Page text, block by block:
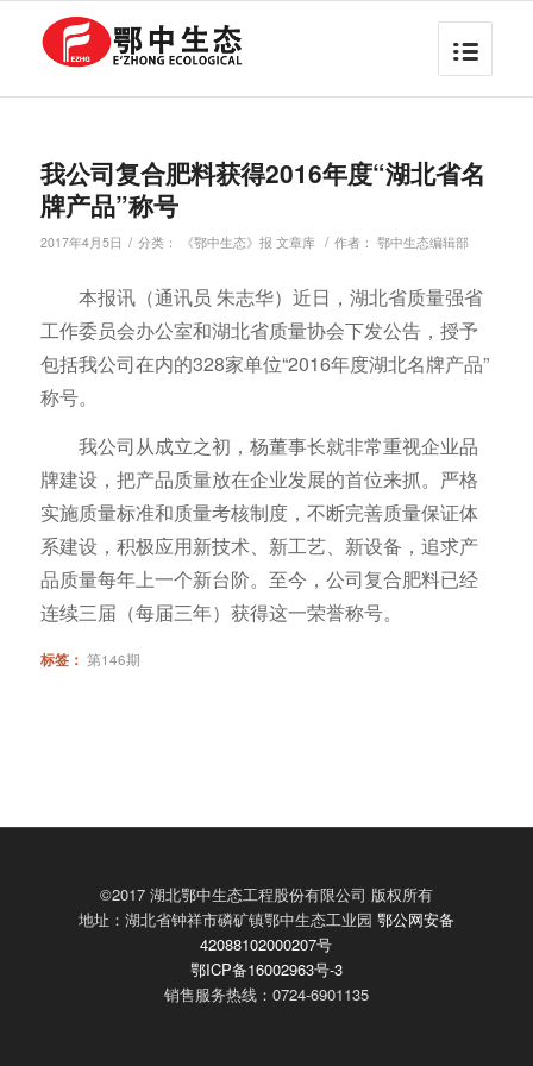
我公司复合肥料获得2016年度“湖北省名
牌产品”称号
2017年4月5日 / 分类： 《鄂中生态》报 文章库 / 作者： 鄂中生态编辑部
本报讯（通讯员 朱志华）近日，湖北省质量强省
工作委员会办公室和湖北省质量协会下发公告，授予
包括我公司在内的328家单位“2016年度湖北名牌产品”
称号。
我公司从成立之初，杨董事长就非常重视企业品
牌建设，把产品质量放在企业发展的首位来抓。严格
实施质量标准和质量考核制度，不断完善质量保证体
系建设，积极应用新技术、新工艺、新设备，追求产
品质量每年上一个新台阶。至今，公司复合肥料已经
连续三届（每届三年）获得这一荣誉称号。
标签： 第146期
©2017 湖北鄂中生态工程股份有限公司 版权所有
地址：湖北省钟祥市磷矿镇鄂中生态工业园 鄂公网安备
42088102000207号
鄂ICP备16002963号-3
销售服务热线：0724-6901135